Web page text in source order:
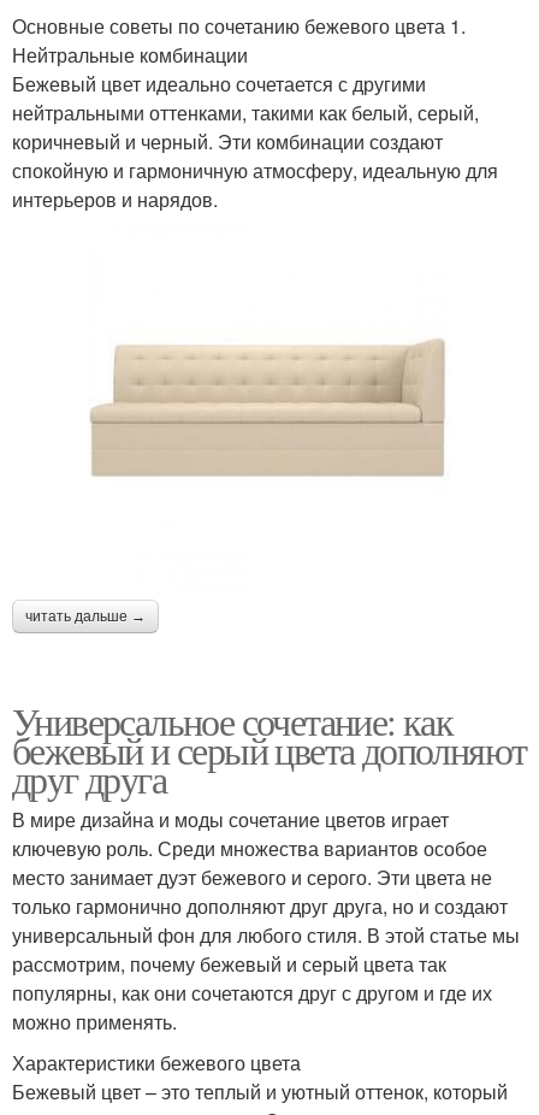
Основные советы по сочетанию бежевого цвета 1.
Нейтральные комбинации
Бежевый цвет идеально сочетается с другими
нейтральными оттенками, такими как белый, серый,
коричневый и черный. Эти комбинации создают
спокойную и гармоничную атмосферу, идеальную для
интерьеров и нарядов.
читать дальше →
Универсальное сочетание: как
бежевый и серый цвета дополняют
друг друга
В мире дизайна и моды сочетание цветов играет
ключевую роль. Среди множества вариантов особое
место занимает дуэт бежевого и серого. Эти цвета не
только гармонично дополняют друг друга, но и создают
универсальный фон для любого стиля. В этой статье мы
рассмотрим, почему бежевый и серый цвета так
популярны, как они сочетаются друг с другом и где их
можно применять.
Характеристики бежевого цвета
Бежевый цвет – это теплый и уютный оттенок, который